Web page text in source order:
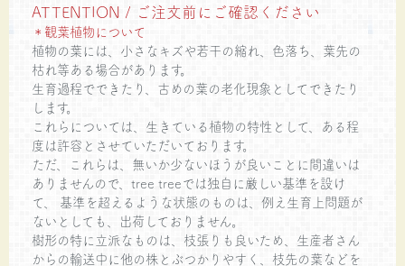
ATTENTION / ご注文前にご確認ください
＊観葉植物について
植物の葉には、小さなキズや若干の縮れ、色落ち、葉先の
枯れ等ある場合があります。
生育過程でできたり、古めの葉の老化現象としてできたり
します。
これらについては、生きている植物の特性として、ある程
度は許容とさせていただいております。
ただ、これらは、無いか少ないほうが良いことに間違いは
ありませんので、tree treeでは独自に厳しい基準を設け
て、 基準を超えるような状態のものは、例え生育上問題が
ないとしても、出荷しておりません。
樹形の特に立派なものは、枝張りも良いため、生産者さん
からの輸送中に他の株とぶつかりやすく、枝先の葉などを